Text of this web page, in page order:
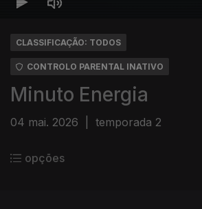
CLASSIFICAÇÃO: TODOS
CONTROLO PARENTAL INATIVO
Minuto Energia
04 mai. 2026 temporada 2
opções